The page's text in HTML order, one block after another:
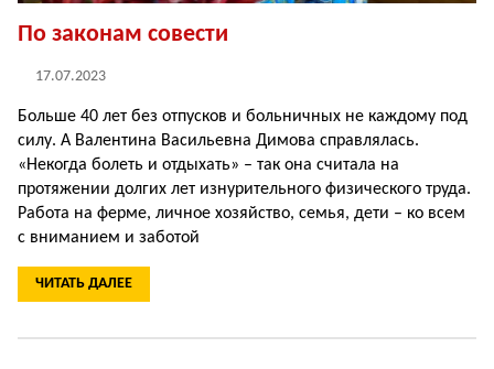
По законам совести
17.07.2023
Больше 40 лет без отпусков и больничных не каждому под
силу. А Валентина Васильевна Димова справлялась.
«Некогда болеть и отдыхать» – так она считала на
протяжении долгих лет изнурительного физического труда.
Работа на ферме, личное хозяйство, семья, дети – ко всем
с вниманием и заботой
ЧИТАТЬ ДАЛЕЕ